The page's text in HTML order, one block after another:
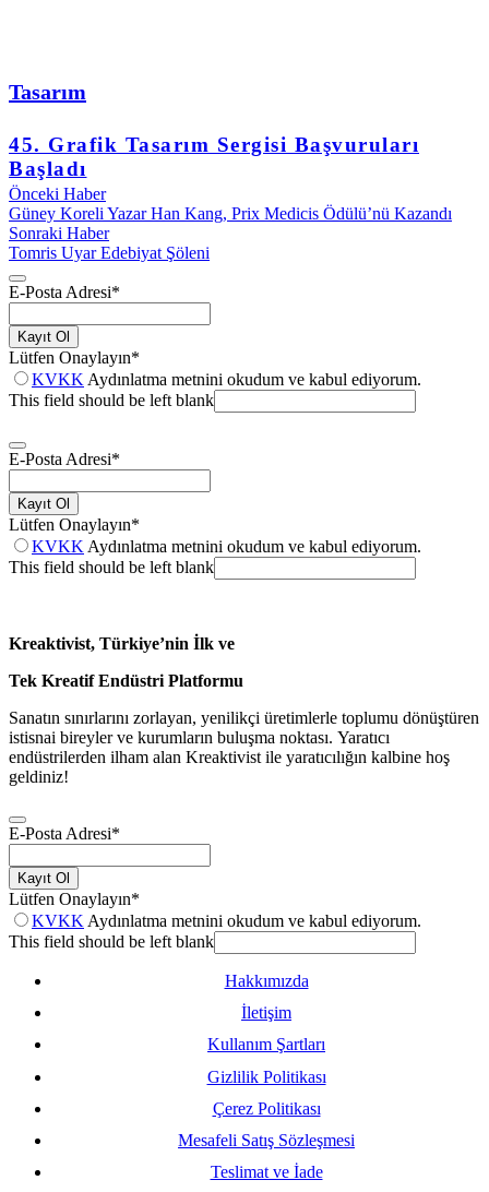
Tasarım
45. Grafik Tasarım Sergisi Başvuruları
Başladı
Önceki Haber
Güney Koreli Yazar Han Kang, Prix Medicis Ödülü’nü Kazandı
Sonraki Haber
Tomris Uyar Edebiyat Şöleni
E-Posta Adresi*
Kayıt Ol
Lütfen Onaylayın*
KVKK Aydınlatma metnini okudum ve kabul ediyorum.
This field should be left blank
E-Posta Adresi*
Kayıt Ol
Lütfen Onaylayın*
KVKK Aydınlatma metnini okudum ve kabul ediyorum.
This field should be left blank
Kreaktivist, Türkiye’nin İlk ve
Tek Kreatif Endüstri Platformu
Sanatın sınırlarını zorlayan, yenilikçi üretimlerle toplumu dönüştüren
istisnai bireyler ve kurumların buluşma noktası. Yaratıcı
endüstrilerden ilham alan Kreaktivist ile yaratıcılığın kalbine hoş
geldiniz!
E-Posta Adresi*
Kayıt Ol
Lütfen Onaylayın*
KVKK Aydınlatma metnini okudum ve kabul ediyorum.
This field should be left blank
Hakkımızda
İletişim
Kullanım Şartları
Gizlilik Politikası
Çerez Politikası
Mesafeli Satış Sözleşmesi
Teslimat ve İade